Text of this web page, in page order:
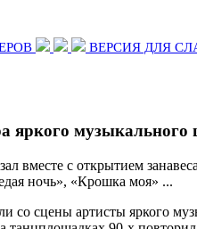
ВЕРСИЯ ДЛЯ
яркого
вместе с открытием
ночь», «Крошка моя» ...
сцены артисты яркого